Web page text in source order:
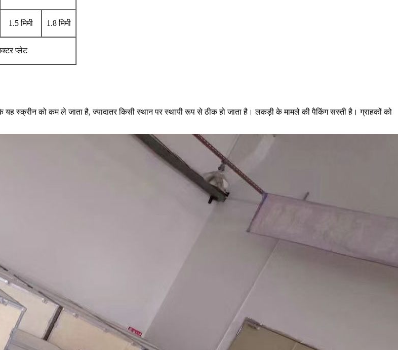
1.5 मिमी 1.8 मिमी
प्लेट
स्क्रीन को कम ले जाता है, ज्यादातर किसी स्थान पर स्थायी रूप से ठीक हो जाता है। लकड़ी के मामले की पैकिंग सस्ती है। ग्राहकों को